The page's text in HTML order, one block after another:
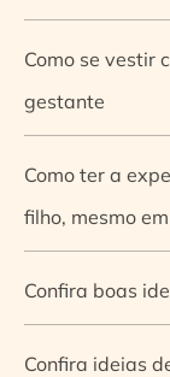
Como se vestir
gestante
Como ter a
filho, mesmo
Confira boas
Confira ideias